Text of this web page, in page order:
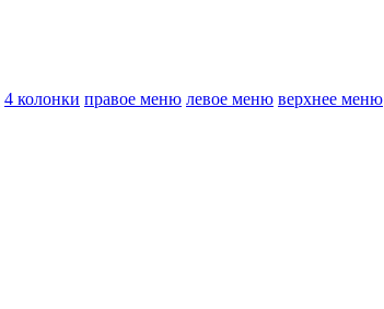
4 колонки правое меню левое меню верхнее меню